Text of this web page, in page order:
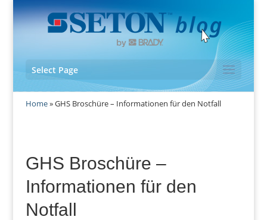
Select Page
Home»GHS Broschüre – Informationen für den Notfall
GHS Broschüre –
Informationen für den
Notfall